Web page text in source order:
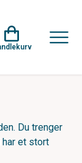
Du trenger
et stort